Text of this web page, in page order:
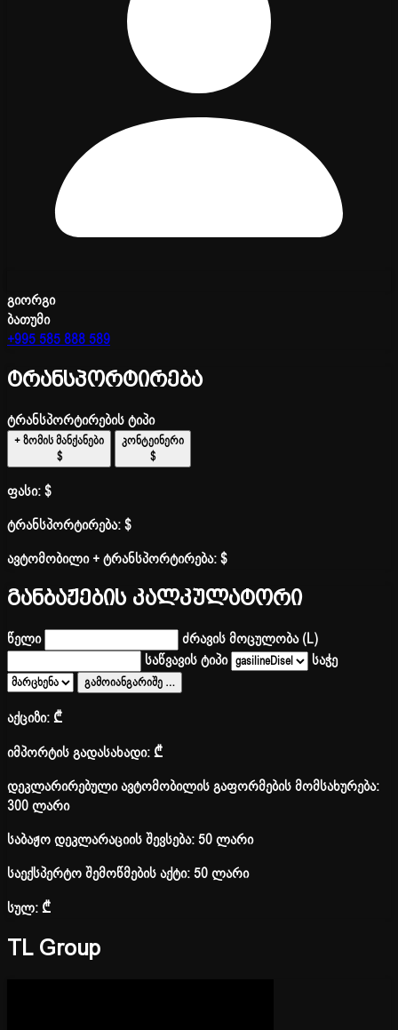
გიორგი
ბათუმი
+995 585 888 589
ტრანსპორტირება
ტრანსპორტირების ტიპი
+ ზომის მანქანები
$
კონტეინერი
$
ფასი:$
ტრანსპორტირება:$
ავტომობილი + ტრანსპორტირება:$
განბაჟების კალკულატორი
წელი
ძრავის მოცულობა (L)
საწვავის ტიპი
საჭე
გამოიანგარიშე …
აქციზი:₾
იმპორტის გადასახადი:₾
დეკლარირებული ავტომობილის გაფორმების მომსახურება:
300 ლარი
საბაჟო დეკლარაციის შევსება: 50 ლარი
საექსპერტო შემოწმების აქტი: 50 ლარი
სულ:₾
TL Group